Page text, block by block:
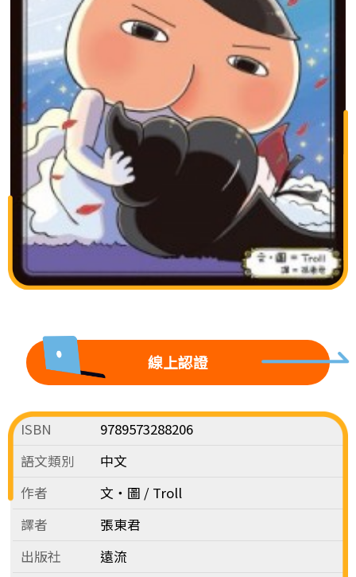
線上認證
ISBN
9789573288206
語文類別
中文
作者
文‧圖 / Troll
譯者
張東君
出版社
遠流